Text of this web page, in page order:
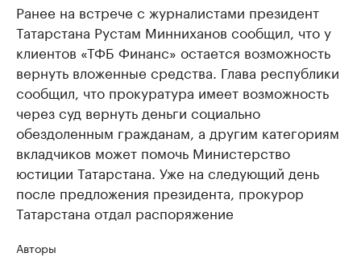
Ранее на встрече с журналистами президент
Татарстана Рустам Минниханов сообщил, что у
клиентов «ТФБ Финанс» остается возможность
вернуть вложенные средства. Глава республики
сообщил, что прокуратура имеет возможность
через суд вернуть деньги социально
обездоленным гражданам, а другим категориям
вкладчиков может помочь Министерство
юстиции Татарстана. Уже на следующий день
после предложения президента, прокурор
Татарстана отдал распоряжение
Авторы